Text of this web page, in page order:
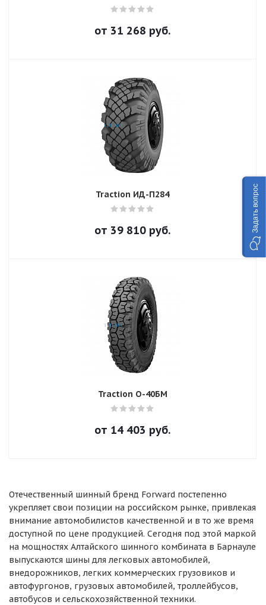
от 31 268 руб.
Traction ИД-П284
от 39 810 руб.
Traction О-40БМ
от 14 403 руб.
Отечественный шинный бренд Forward постепенно
укрепляет свои позиции на российском рынке, привлекая
внимание автомобилистов качественной и в то же время
доступной по цене продукцией. Сегодня под этой маркой
на мощностях Алтайского шинного комбината в Барнауле
выпускаются шины для легковых автомобилей,
внедорожников, легких коммерческих грузовиков и
автофургонов, грузовых автомобилей, троллейбусов,
автобусов и сельскохозяйственной техники.
Задать вопрос